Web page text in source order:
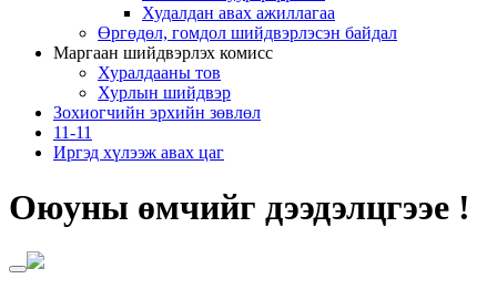
Худалдан авах ажиллагаа
Өргөдөл, гомдол шийдвэрлэсэн байдал
Маргаан шийдвэрлэх комисс
Хуралдааны тов
Хурлын шийдвэр
Зохиогчийн эрхийн зөвлөл
11-11
Иргэд хүлээж авах цаг
Оюуны өмчийг дээдэлцгээе !